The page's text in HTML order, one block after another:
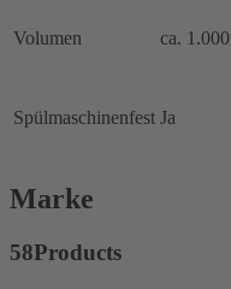
Volumen ca.
Spülmaschinenfest Ja
Marke
58Products